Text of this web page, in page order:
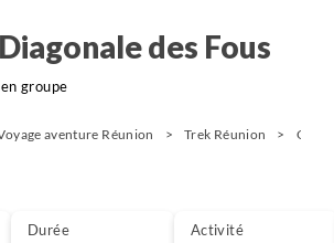
des Fous
groupe
aventure Réunion Trek Réunion
Durée Activité